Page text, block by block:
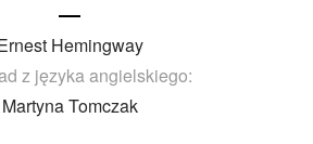
Hemingway
z języka angielskiego:
Martyna Tomczak